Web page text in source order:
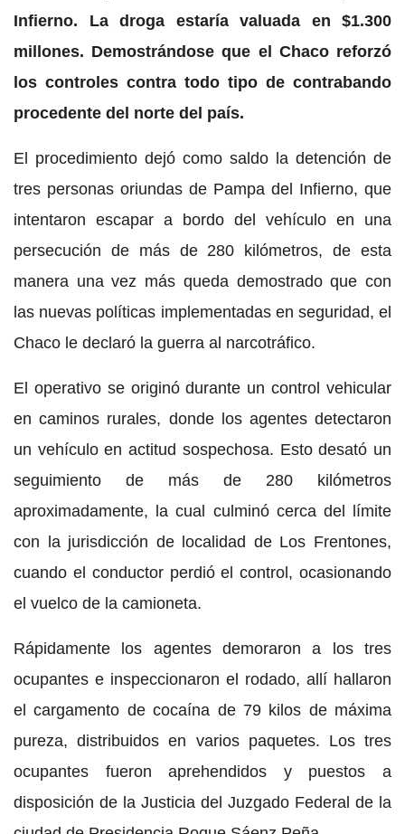
Infierno. La droga estaría valuada en $1.300
millones. Demostrándose que el Chaco reforzó
los controles contra todo tipo de contrabando
procedente del norte del país.
El procedimiento dejó como saldo la detención de
tres personas oriundas de Pampa del Infierno, que
intentaron escapar a bordo del vehículo en una
persecución de más de 280 kilómetros, de esta
manera una vez más queda demostrado que con
las nuevas políticas implementadas en seguridad, el
Chaco le declaró la guerra al narcotráfico.
El operativo se originó durante un control vehicular
en caminos rurales, donde los agentes detectaron
un vehículo en actitud sospechosa. Esto desató un
seguimiento de más de 280 kilómetros
aproximadamente, la cual culminó cerca del límite
con la jurisdicción de localidad de Los Frentones,
cuando el conductor perdió el control, ocasionando
el vuelco de la camioneta.
Rápidamente los agentes demoraron a los tres
ocupantes e inspeccionaron el rodado, allí hallaron
el cargamento de cocaína de 79 kilos de máxima
pureza, distribuidos en varios paquetes. Los tres
ocupantes fueron aprehendidos y puestos a
disposición de la Justicia del Juzgado Federal de la